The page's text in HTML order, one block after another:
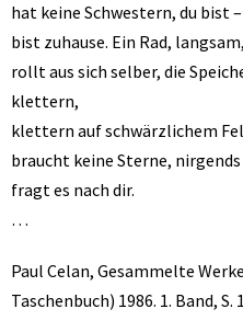
hat keine Schwestern, du bist –
bist zuhause. Ein Rad, langsam,
rollt aus sich selber, die
klettern,
klettern auf schwärzlichem
braucht keine Sterne, nirgends
fragt es nach dir.
…
Paul Celan, Gesammelte
Taschenbuch) 1986. 1. Band, S.